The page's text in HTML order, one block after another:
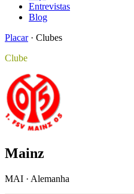
Entrevistas
Blog
Placar · Clubes
Clube
Mainz
MAI · Alemanha